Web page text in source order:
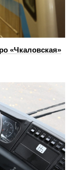
«Чкаловская»